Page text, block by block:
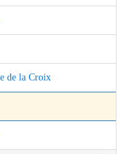
de la Croix